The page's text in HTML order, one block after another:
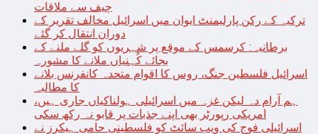
چیف سے ملاقات
ترکیہ کے رکن پارلیمنٹ ایوان میں اسرائیل مخالف تقریر کے
دوران انتقال کر گئے
برطانیہ: کرسمس کے موقع پر شہریوں کو گلے ملنے کے
بجائے کُہنیاں ملانے کا مشورہ
اسرائیل فلسطین جنگ، روس کا اقوام متحدہ کانفرنس بلانے
کا مطالبہ
ہم آرام دہ لیکن غزہ میں اسرائیلی ہولناکیاں جاری ہیں،
امریکی رپورٹر بھی اپنے جذبات پر قابو نہ رکھ سکی
اسرائیلی فوج کی ویب سائٹ کو فلسطینی حامی ہیکرز نے